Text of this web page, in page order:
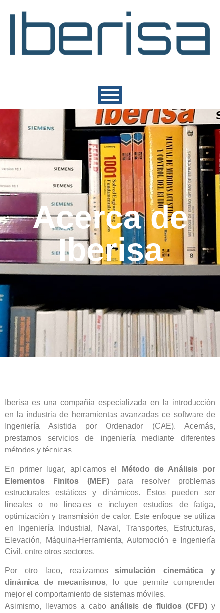
Acerca de
Iberisa
Iberisa es una compañía especializada en la introducción
en la industria de herramientas avanzadas de software de
Ingeniería Asistida por Ordenador (CAE). Además,
prestamos servicios de ingeniería mediante diferentes
métodos y técnicas.
En primer lugar, aplicamos el
Método de Análisis por
Elementos Finitos (MEF)para resolver problemas
estructurales estáticos y dinámicos. Estos pueden ser
lineales o no lineales e incluyen estudios de fatiga,
optimización y transmisión de calor. Este enfoque se utiliza
en Ingeniería Industrial, Naval, Transportes, Estructuras,
Elevación, Máquina-Herramienta, Automoción e Ingeniería
Civil, entre otros sectores.
Por otro lado, realizamossimulación cinemática y
dinámica de mecanismos, lo que permite comprender
mejor el comportamiento de sistemas móviles.
Asimismo, llevamos a cabo análisis de fluidos (CFD)y